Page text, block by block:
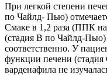
При легкой степени
по Чайлд- Пью)
Смаке в 1,2 раза (ППК
(стадия В по Чайлд-Пыо)
соот­ветственно. У
функции печени
варденафила не